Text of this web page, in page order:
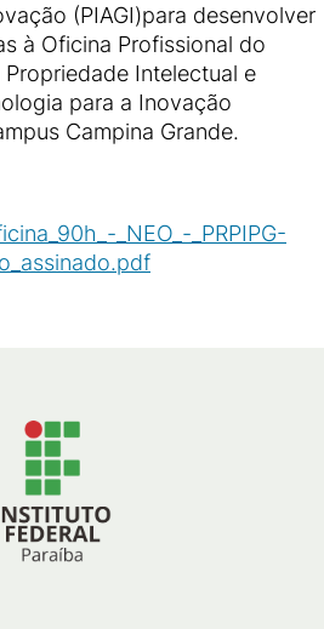
(PIAGI)para desenvolver
à Oficina Profissional do
Intelectual e
para a Inovação
Campina Grande.
_NEO_-_PRPIPG-